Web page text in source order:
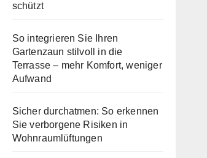
schützt
So integrieren Sie Ihren
Gartenzaun stilvoll in die
Terrasse – mehr Komfort, weniger
Aufwand
Sicher durchatmen: So erkennen
Sie verborgene Risiken in
Wohnraumlüftungen